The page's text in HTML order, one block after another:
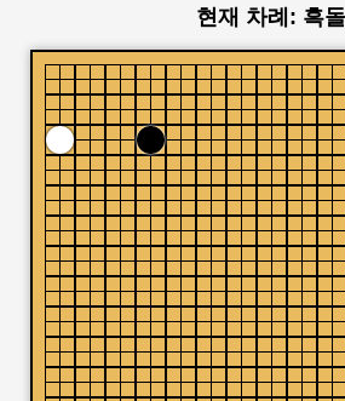
현재 차례: 흑돌